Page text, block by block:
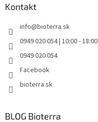
Kontakt
info@bioterra.sk
0949 020 054 | 10:00 - 18:00
0949 020 054
Facebook
bioterra.sk
BLOG Bioterra